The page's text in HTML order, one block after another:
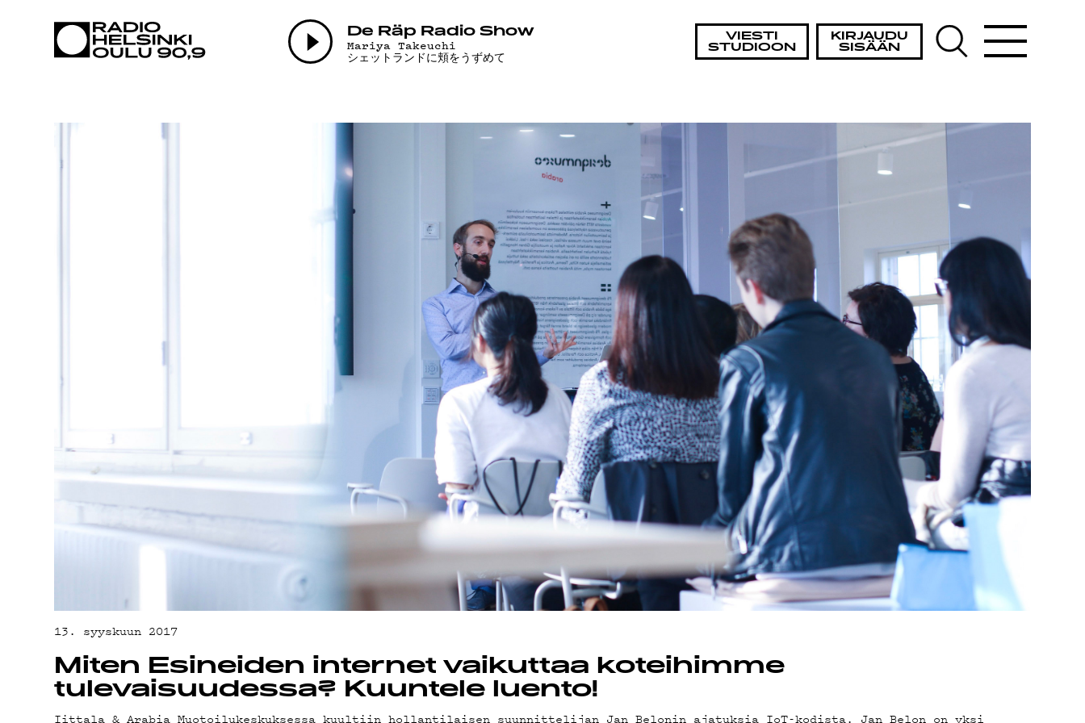
VIESTI
STUDIOON
KIRJAUDU
SISÄÄN
De Räp Radio Show
Mariya Takeuchi
シェットランドに頬をうずめて
AJANKOHTAISTA
OHJELMAT
TEKIJÄT
ON-DEMAND
MAINOSTA
YHTEYSTIEDOT
G LIVELAB
YSTÄVÄKLUBI
TIETOSUOJA
13. syyskuun 2017
Miten Esineiden internet vaikuttaa koteihimme
tulevaisuudessa? Kuuntele luento!
Iittala & Arabia Muotoilukeskuksessa kuultiin hollantilaisen suunnittelijan Jan Belonin ajatuksia IoT-kodista. Jan Belon on yksi